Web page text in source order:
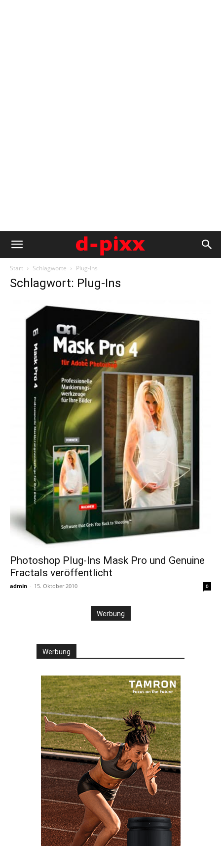
Start Schlagworte Plug-Ins
Schlagwort: Plug-Ins
Photoshop Plug-Ins Mask Pro und Genuine
Fractals veröffentlicht
admin - 15. Oktober 2010 0
Werbung
Werbung